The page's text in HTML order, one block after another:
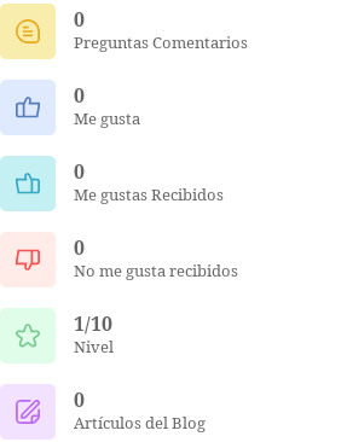
0
Preguntas Comentarios
0
Me gusta
0
Me gustas Recibidos
0
No me gusta recibidos
1/10
Nivel
0
Artículos del Blog